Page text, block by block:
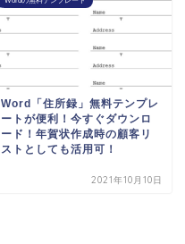
Word「住所録」無料テンプレ
ートが便利！今すぐダウンロ
ード！年賀状作成時の顧客リ
ストとしても活用可！
2021年10月10日